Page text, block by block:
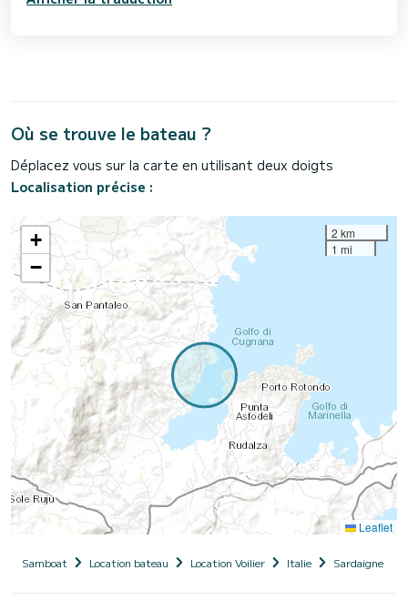
Où se trouve le bateau ?
Déplacez vous sur la carte en utilisant deux doigts
Localisation précise :
+
−
2 km
1 mi
Leaflet
Samboat Location bateau Location Voilier Italie Sardaigne